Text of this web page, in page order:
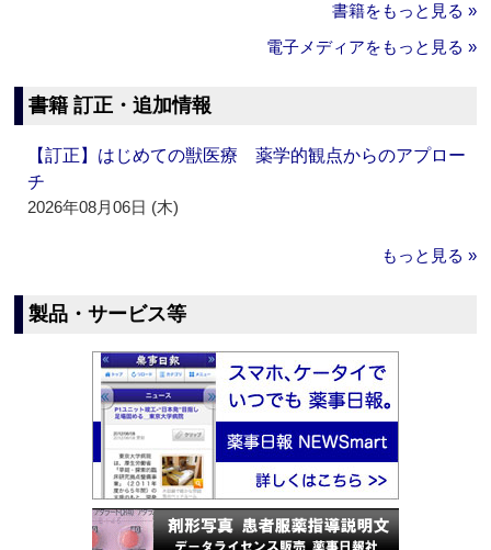
書籍をもっと見る »
電子メディアをもっと見る »
書籍 訂正・追加情報
【訂正】はじめての獣医療 薬学的観点からのアプロー
チ
2026年08月06日 (木)
もっと見る »
製品・サービス等